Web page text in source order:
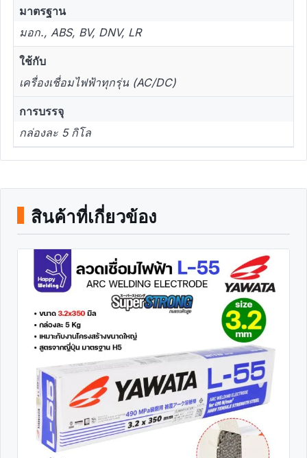
มาตรฐาน
มอก., ABS, BV, DNV, LR
ใช้กับ
เครื่องเชื่อมไฟฟ้าทุกรุ่น (AC/DC)
การบรรจุ
กล่องละ 5 กิโล
สินค้าที่เกี่ยวข้อง